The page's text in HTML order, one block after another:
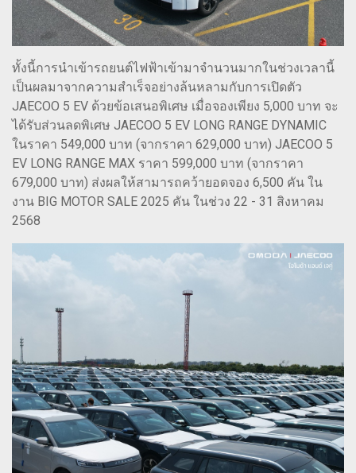
ทั้งนี้การนำเข้ารถยนต์ไฟฟ้าเข้ามาจำนวนมากในช่วงเวลานี้
เป็นผลมาจากความสำเร็จอย่างล้นหลามกับการเปิดตัว
JAECOO 5 EV ด้วยข้อเสนอพิเศษ เมื่อจองเพียง 5,000 บาท จะ
ได้รับส่วนลดพิเศษ JAECOO 5 EV LONG RANGE DYNAMIC
ในราคา 549,000 บาท (จากราคา 629,000 บาท) JAECOO 5
EV LONG RANGE MAX ราคา 599,000 บาท (จากราคา
679,000 บาท) ส่งผลให้สามารถคว้ายอดจอง 6,500 คัน ใน
งาน BIG MOTOR SALE 2025 คัน ในช่วง 22 - 31 สิงหาคม
2568